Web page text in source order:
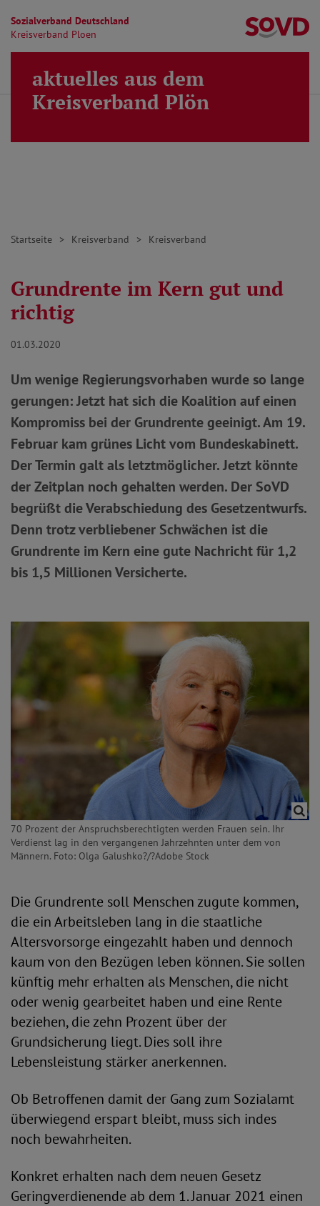
Sozialverband Deutschland
Kreisverband Ploen
Direkt zu den Inhalten springen
MENÜ
aktuelles aus dem
Kreisverband Plön
Startseite Kreisverband Kreisverband
Grundrente im Kern gut und
richtig
01.03.2020
Um wenige Regierungsvorhaben wurde so lange
gerungen: Jetzt hat sich die Koalition auf einen
Kompromiss bei der Grundrente geeinigt. Am 19.
Februar kam grünes Licht vom Bundeskabinett.
Der Termin galt als letztmöglicher. Jetzt könnte
der Zeitplan noch gehalten werden. Der SoVD
begrüßt die Verabschiedung des Gesetzentwurfs.
Denn trotz verbliebener Schwächen ist die
Grundrente im Kern eine gute Nachricht für 1,2
bis 1,5 Millionen Versicherte.
70 Prozent der Anspruchsberechtigten werden Frauen sein. Ihr
Verdienst lag in den vergangenen Jahrzehnten unter dem von
Männern. Foto: Olga Galushko?/?Adobe Stock
Die Grundrente soll Menschen zugute kommen,
die ein Arbeitsleben lang in die staatliche
Altersvorsorge eingezahlt haben und dennoch
kaum von den Bezügen leben können. Sie sollen
künftig mehr erhalten als Menschen, die nicht
oder wenig gearbeitet haben und eine Rente
beziehen, die zehn Prozent über der
Grundsicherung liegt. Dies soll ihre
Lebensleistung stärker anerkennen.
Ob Betroffenen damit der Gang zum Sozialamt
überwiegend erspart bleibt, muss sich indes
noch bewahrheiten.
Konkret erhalten nach dem neuen Gesetz
Geringverdienende ab dem 1. Januar 2021 einen